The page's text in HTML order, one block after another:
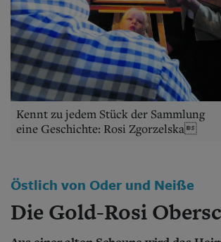
Start
Wer wir sind
Aktuelle Ausgabe
Abonnenten-Login
Abonnent werden
Abo Prämien
Danzig und
Bücher
Kontakt
Impressum
Datenschutz
Kennt zu jedem Stück der Sammlung
eine Geschichte: Rosi Zgorzelska
Östlich von Oder und Neiße
Die Gold-Rosi